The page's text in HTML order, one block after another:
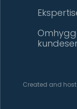
Created and